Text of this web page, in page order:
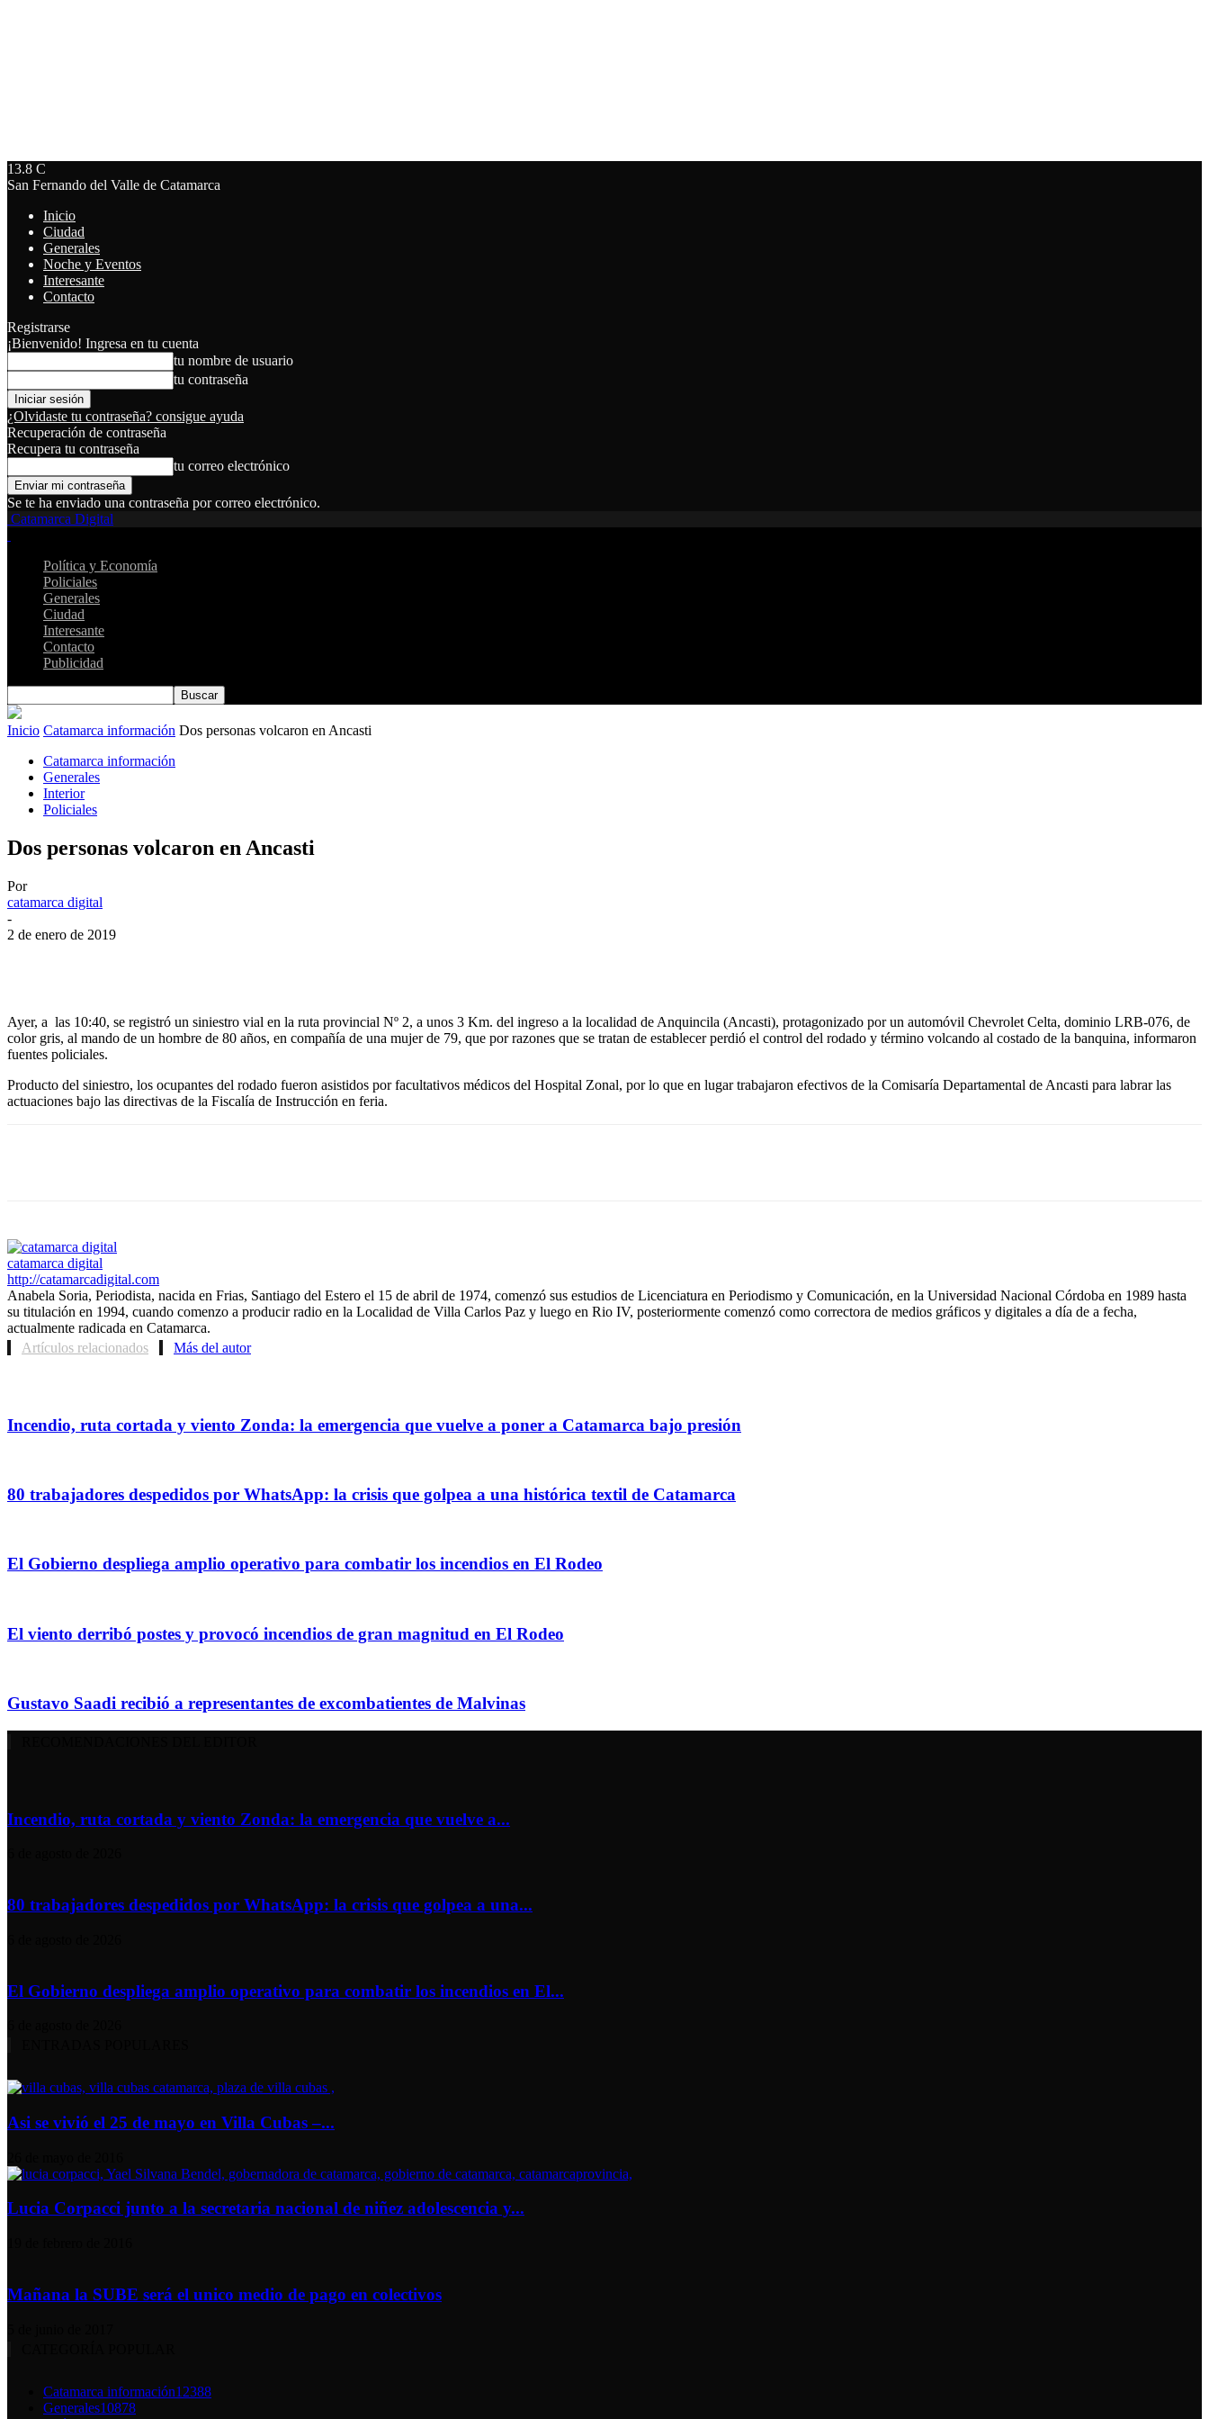
13.8 C
San Fernando del Valle de Catamarca
Inicio
Ciudad
Generales
Noche y Eventos
Interesante
Contacto
Registrarse
¡Bienvenido! Ingresa en tu cuenta
tu nombre de usuario
tu contraseña
¿Olvidaste tu contraseña? consigue ayuda
Recuperación de contraseña
Recupera tu contraseña
tu correo electrónico
Se te ha enviado una contraseña por correo electrónico.
Catamarca Digital
Política y Economía
Policiales
Generales
Ciudad
Interesante
Contacto
Publicidad
Inicio Catamarca información Dos personas volcaron en Ancasti
Catamarca información
Generales
Interior
Policiales
Dos personas volcaron en Ancasti
Por
catamarca digital
-
2 de enero de 2019
Ayer, a las 10:40, se registró un siniestro vial en la ruta provincial Nº 2, a unos 3 Km. del ingreso a la localidad de Anquincila (Ancasti), protagonizado por un automóvil Chevrolet Celta, dominio LRB-076, de
color gris, al mando de un hombre de 80 años, en compañía de una mujer de 79, que por razones que se tratan de establecer perdió el control del rodado y término volcando al costado de la banquina, informaron
fuentes policiales.
Producto del siniestro, los ocupantes del rodado fueron asistidos por facultativos médicos del Hospital Zonal, por lo que en lugar trabajaron efectivos de la Comisaría Departamental de Ancasti para labrar las
actuaciones bajo las directivas de la Fiscalía de Instrucción en feria.
catamarca digital
http://catamarcadigital.com
Anabela Soria, Periodista, nacida en Frias, Santiago del Estero el 15 de abril de 1974, comenzó sus estudios de Licenciatura en Periodismo y Comunicación, en la Universidad Nacional Córdoba en 1989 hasta
su titulación en 1994, cuando comenzo a producir radio en la Localidad de Villa Carlos Paz y luego en Rio IV, posteriormente comenzó como correctora de medios gráficos y digitales a día de a fecha,
actualmente radicada en Catamarca.
Artículos relacionados
Más del autor
Incendio, ruta cortada y viento Zonda: la emergencia que vuelve a poner a Catamarca bajo presión
80 trabajadores despedidos por WhatsApp: la crisis que golpea a una histórica textil de Catamarca
El Gobierno despliega amplio operativo para combatir los incendios en El Rodeo
El viento derribó postes y provocó incendios de gran magnitud en El Rodeo
Gustavo Saadi recibió a representantes de excombatientes de Malvinas
Incendio, ruta cortada y viento Zonda: la emergencia que vuelve a...
80 trabajadores despedidos por WhatsApp: la crisis que golpea a una...
El Gobierno despliega amplio operativo para combatir los incendios en El...
Asi se vivió el 25 de mayo en Villa Cubas –...
Lucia Corpacci junto a la secretaria nacional de niñez adolescencia y...
Mañana la SUBE será el unico medio de pago en colectivos
Catamarca información12388
Generales10878